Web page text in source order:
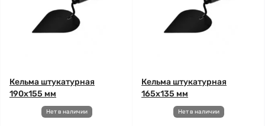
Кельма штукатурная
190x155 мм
Нет в наличии
Кельма штукатурная
165x135 мм
Нет в наличии